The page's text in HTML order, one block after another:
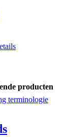
terminologie
producten